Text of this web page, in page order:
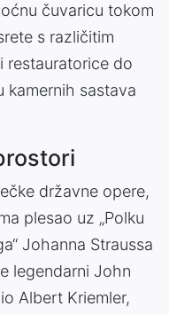
čuvaricu tokom
s različitim
restauratorice do
kamernih sastava
državne opere,
plesao uz „Polku
Johanna Straussa
legendarni John
Albert Kriemler,